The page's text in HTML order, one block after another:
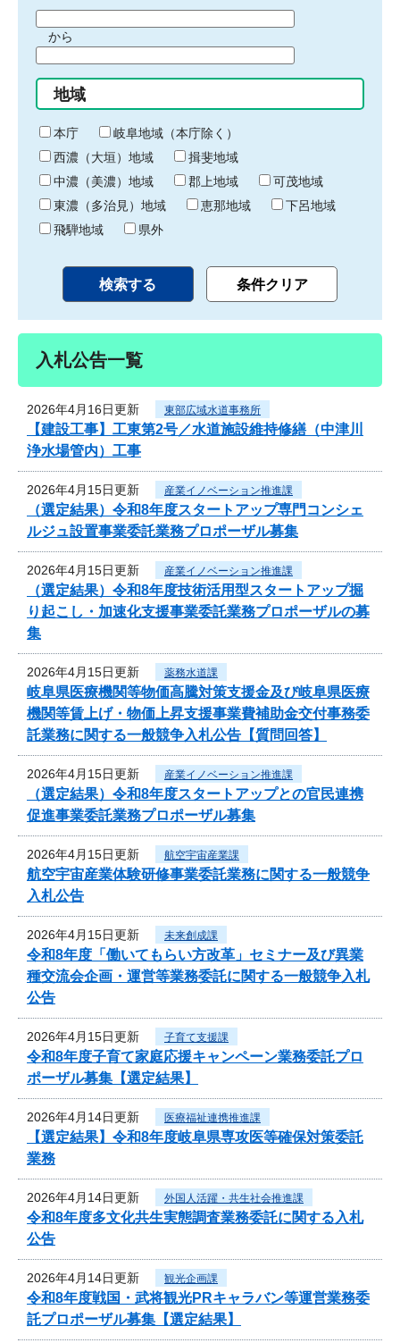
間
始
り
から
間
終
わ
り
地域
本庁
岐阜地域（本庁除く）
西濃（大垣）地域
揖斐地域
中濃（美濃）地域
郡上地域
可茂地域
東濃（多治見）地域
恵那地域
下呂地域
飛騨地域
県外
入札公告一覧
2026年4月16日更新 東部広域水道事務所
【建設工事】工東第2号／水道施設維持修繕（中津川
浄水場管内）工事
2026年4月15日更新 産業イノベーション推進課
（選定結果）令和8年度スタートアップ専門コンシェ
ルジュ設置事業委託業務プロポーザル募集
2026年4月15日更新 産業イノベーション推進課
（選定結果）令和8年度技術活用型スタートアップ掘
り起こし・加速化支援事業委託業務プロポーザルの募
集
2026年4月15日更新 薬務水道課
岐阜県医療機関等物価高騰対策支援金及び岐阜県医療
機関等賃上げ・物価上昇支援事業費補助金交付事務委
託業務に関する一般競争入札公告【質問回答】
2026年4月15日更新 産業イノベーション推進課
（選定結果）令和8年度スタートアップとの官民連携
促進事業委託業務プロポーザル募集
2026年4月15日更新 航空宇宙産業課
航空宇宙産業体験研修事業委託業務に関する一般競争
入札公告
2026年4月15日更新 未来創成課
令和8年度「働いてもらい方改革」セミナー及び異業
種交流会企画・運営等業務委託に関する一般競争入札
公告
2026年4月15日更新 子育て支援課
令和8年度子育て家庭応援キャンペーン業務委託プロ
ポーザル募集【選定結果】
2026年4月14日更新 医療福祉連携推進課
【選定結果】令和8年度岐阜県専攻医等確保対策委託
業務
2026年4月14日更新 外国人活躍・共生社会推進課
令和8年度多文化共生実態調査業務委託に関する入札
公告
2026年4月14日更新 観光企画課
令和8年度戦国・武将観光PRキャラバン等運営業務委
託プロポーザル募集【選定結果】